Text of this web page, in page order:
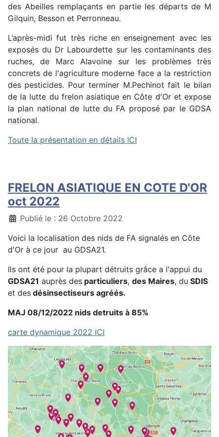
des Abeilles remplaçants en partie les départs de M
Gilquin, Besson et Perronneau.
L’après-midi fut très riche en enseignement avec les
exposés du Dr Labourdette sur les contaminants des
ruches, de Marc Alavoine sur les problèmes très
concrets de l'agriculture moderne face a la restriction
des pesticides. Pour terminer M.Pechinot fait le bilan
de la lutte du frelon asiatique en Côte d'Or et expose
la plan national de lutte du FA proposé par le GDSA
national.
Toute la présentation en détails ICI
FRELON ASIATIQUE EN COTE D'OR
oct 2022
DétailsPublié le : 26 Octobre 2022
Voici la localisation des nids de FA signalés en Côte
d'Or à ce jour au GDSA21.
Ils ont été pour la plupart détruits grâce a l'appui du
GDSA21 auprès des particuliers, des Maires, du SDIS
et des désinsectiseurs agréés.
MAJ 08/12/2022 nids detruits à 85%
carte dynamique 2022 ICI